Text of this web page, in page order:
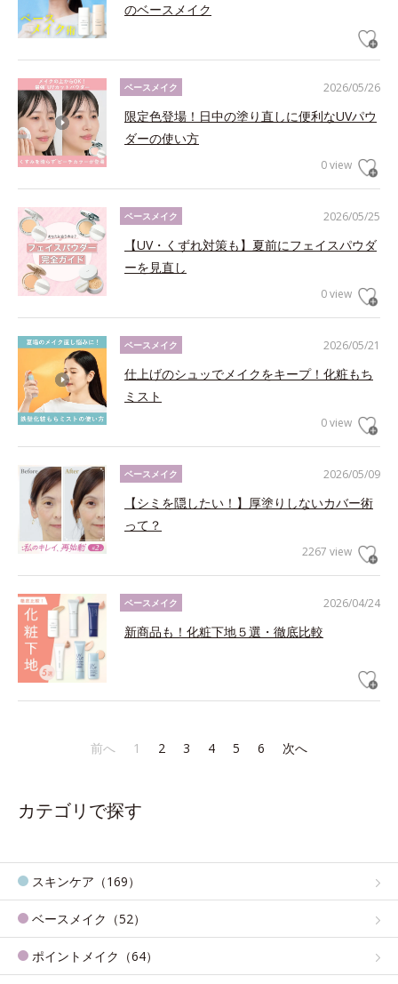
のベースメイク
2026/05/26
ベースメイク
限定色登場！日中の塗り直しに便利なUVパウ
ダーの使い方
0 view
2026/05/25
ベースメイク
【UV・くずれ対策も】夏前にフェイスパウダ
ーを見直し
0 view
2026/05/21
ベースメイク
仕上げのシュッでメイクをキープ！化粧もち
ミスト
0 view
2026/05/09
ベースメイク
【シミを隠したい！】厚塗りしないカバー術
って？
2267 view
2026/04/24
ベースメイク
新商品も！化粧下地５選・徹底比較
前へ 1 2 3 4 5 6 次へ
カテゴリで探す
スキンケア（169）
ベースメイク（52）
ポイントメイク（64）